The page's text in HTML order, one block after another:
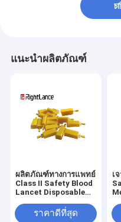
แนะนำผลิตภัณฑ์
ผลิตภัณฑ์ทางการแพทย์
Class II Safety Blood
Lancet Disposable
Automatic
ราคาดีที่สุด
เ